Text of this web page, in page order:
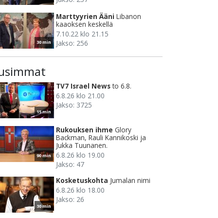
30 min
Marttyyrien Ääni Libanon
kaaoksen keskellä
7.10.22 klo 21.15
Jakso: 256
15 min
TV7 Israel News to 6.8.
6.8.26 klo 21.00
Jakso: 3725
90 min
Rukouksen ihme Glory
Backman, Rauli Kannikoski ja
Jukka Tuunanen.
6.8.26 klo 19.00
Jakso: 47
30 min
Kosketuskohta Jumalan nimi
6.8.26 klo 18.00
Jakso: 26